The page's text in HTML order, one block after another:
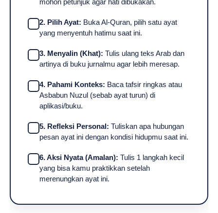
mohon petunjuk agar hati dibukakan.
2. Pilih Ayat: Buka Al-Quran, pilih satu ayat
yang menyentuh hatimu saat ini.
3. Menyalin (Khat): Tulis ulang teks Arab dan
artinya di buku jurnalmu agar lebih meresap.
4. Pahami Konteks: Baca tafsir ringkas atau
Asbabun Nuzul (sebab ayat turun) di
aplikasi/buku.
5. Refleksi Personal: Tuliskan apa hubungan
pesan ayat ini dengan kondisi hidupmu saat ini.
6. Aksi Nyata (Amalan): Tulis 1 langkah kecil
yang bisa kamu praktikkan setelah
merenungkan ayat ini.